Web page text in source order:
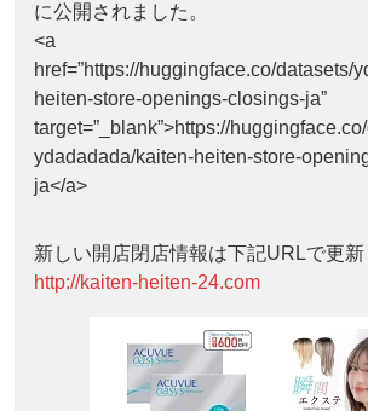
に公開されました。
<a
href=”https://huggingface.co/datasets/
heiten-store-openings-closings-ja”
target=”_blank”>https://
ydadadada/kaiten-heiten-store-
ja</a>
新しい開店閉店情報は下記URLで更新
http://kaiten-heiten-24.com